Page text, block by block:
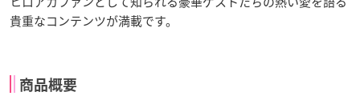
貴重なコンテンツが満載です。
商品概要